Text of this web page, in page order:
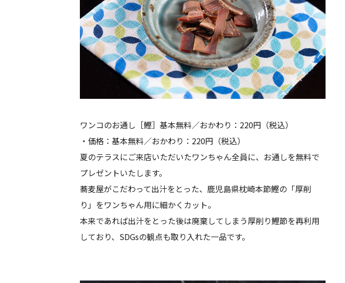
ワンコのお通し［鰹］基本無料／おかわり：220円（税込）
・価格：基本無料／おかわり：220円（税込）
夏のテラスにご来店いただいたワンちゃん全員に、お通しを無料で
プレゼントいたします。
蕎麦屋がこだわって出汁をとった、鹿児島県枕崎本節鰹の「厚削
り」をワンちゃん用に細かくカット。
本来であれば出汁をとった後は廃棄してしまう厚削り鰹節を再利用
しており、SDGsの観点も取り入れた一品です。